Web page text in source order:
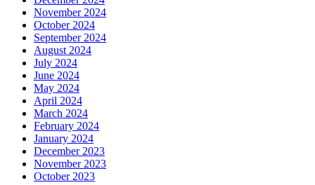
November 2024
October 2024
September 2024
August 2024
July 2024
June 2024
May 2024
April 2024
March 2024
February 2024
January 2024
December 2023
November 2023
October 2023